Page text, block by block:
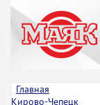
КРУЖКИ И
ЗАВОДУ "МАЯК"
ЭКОЛОГИЯ
Главная
Кирово-Чепецк